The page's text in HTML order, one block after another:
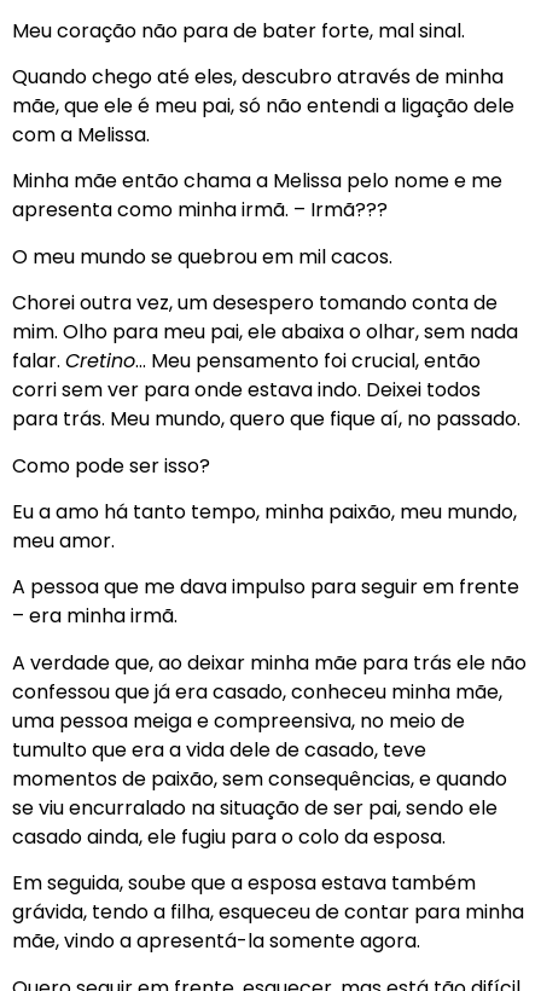
Meu coração não para de bater forte, mal sinal.
Quando chego até eles, descubro através de minha
mãe, que ele é meu pai, só não entendi a ligação dele
com a Melissa.
Minha mãe então chama a Melissa pelo nome e me
apresenta como minha irmã. – Irmã???
O meu mundo se quebrou em mil cacos.
Chorei outra vez, um desespero tomando conta de
mim. Olho para meu pai, ele abaixa o olhar, sem nada
falar. Cretino… Meu pensamento foi crucial, então
corri sem ver para onde estava indo. Deixei todos
para trás. Meu mundo, quero que fique aí, no passado.
Como pode ser isso?
Eu a amo há tanto tempo, minha paixão, meu mundo,
meu amor.
A pessoa que me dava impulso para seguir em frente
– era minha irmã.
A verdade que, ao deixar minha mãe para trás ele não
confessou que já era casado, conheceu minha mãe,
uma pessoa meiga e compreensiva, no meio de
tumulto que era a vida dele de casado, teve
momentos de paixão, sem consequências, e quando
se viu encurralado na situação de ser pai, sendo ele
casado ainda, ele fugiu para o colo da esposa.
Em seguida, soube que a esposa estava também
grávida, tendo a filha, esqueceu de contar para minha
mãe, vindo a apresentá-la somente agora.